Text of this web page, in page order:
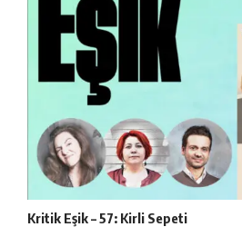
Kritik Eşik – 57: Kirli Sepeti